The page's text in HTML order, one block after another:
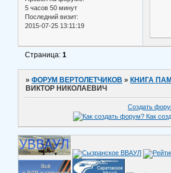
5 часов 50 минут
Последний визит:
2015-07-25 13:11:19
Страница:1
»ФОРУМ ВЕРТОЛЕТЧИКОВ » КНИГА
ВИКТОР НИКОЛАЕВИЧ
Создать